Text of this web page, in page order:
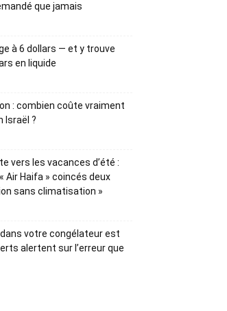
que jamais
à 6 dollars — et y trouve
en liquide
: combien coûte vraiment
Israël ?
vers les vacances d’été :
Air Haifa » coincés deux
sans climatisation »
votre congélateur est
alertent sur l’erreur que